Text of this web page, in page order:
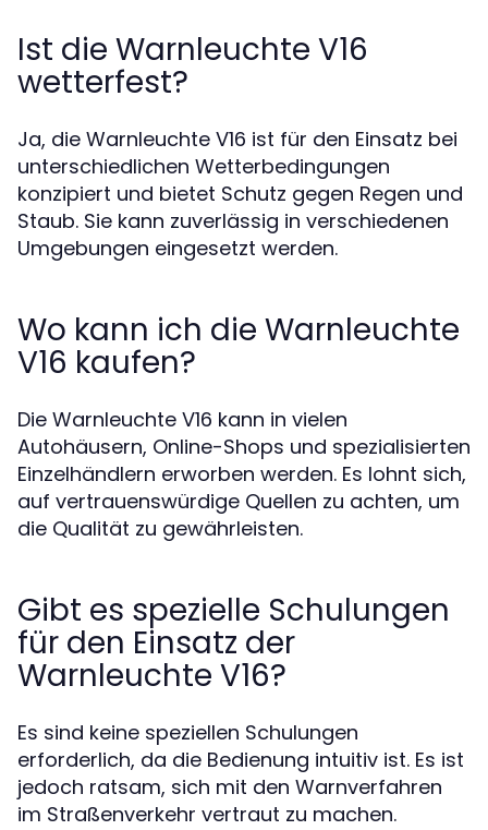
Ist die Warnleuchte V16
wetterfest?
Ja, die Warnleuchte V16 ist für den Einsatz bei
unterschiedlichen Wetterbedingungen
konzipiert und bietet Schutz gegen Regen und
Staub. Sie kann zuverlässig in verschiedenen
Umgebungen eingesetzt werden.
Wo kann ich die Warnleuchte
V16 kaufen?
Die Warnleuchte V16 kann in vielen
Autohäusern, Online-Shops und spezialisierten
Einzelhändlern erworben werden. Es lohnt sich,
auf vertrauenswürdige Quellen zu achten, um
die Qualität zu gewährleisten.
Gibt es spezielle Schulungen
für den Einsatz der
Warnleuchte V16?
Es sind keine speziellen Schulungen
erforderlich, da die Bedienung intuitiv ist. Es ist
jedoch ratsam, sich mit den Warnverfahren
im Straßenverkehr vertraut zu machen.